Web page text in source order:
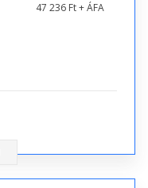
47 236 Ft + ÁFA